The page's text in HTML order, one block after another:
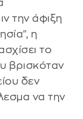
την άφιξη
η
το
βρισκόταν
δεν
να την